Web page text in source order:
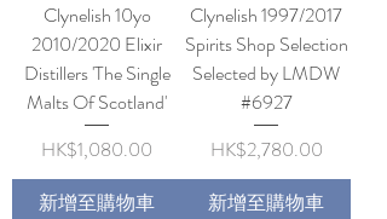
Clynelish 10yo
2010/2020 Elixir
Distillers 'The Single
Malts Of Scotland'
價格
HK$1,080.00
新增至購物車
Clynelish 1997/2017
Spirits Shop Selection
Selected by LMDW
#6927
價格
HK$2,780.00
新增至購物車